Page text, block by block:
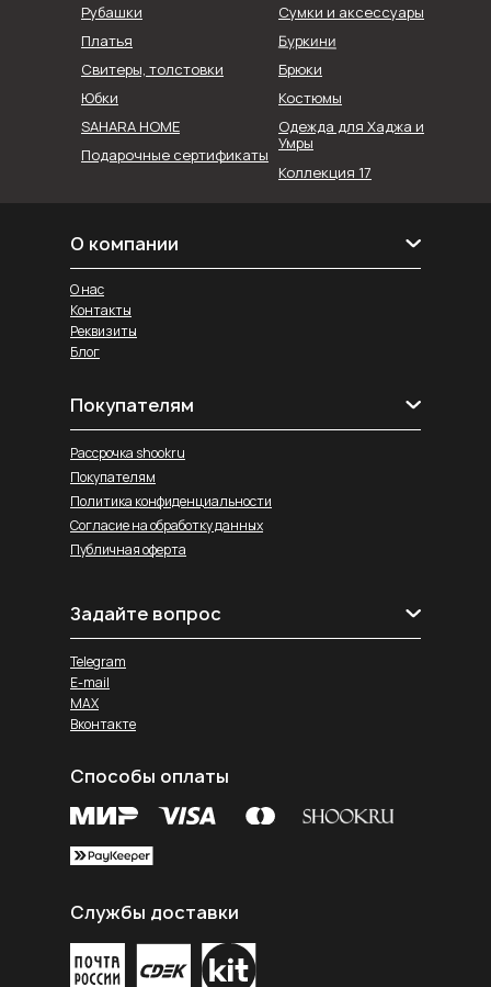
Рубашки
Коллекция 17
Сумки и аксессуары
Юбки
Брюки
SAHARA HOME
Платья
Свитеры, толстовки
Буркини
Костюмы
Подарочные сертификаты
Одежда для Хаджа и
Умры
О компании
Реквизиты
Блог
О нас
Контакты
Покупателям
Рассрочка shookru
Покупателям
Политика конфиденциальности
Согласие на обработку данных
Публичная оферта
Задайте вопрос
Telegram
E-mail
MAX
Вконтакте
Службы доставки
Способы оплаты